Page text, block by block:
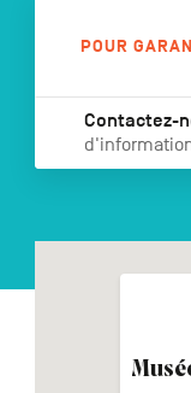
secondaire
POUR
Contactez-